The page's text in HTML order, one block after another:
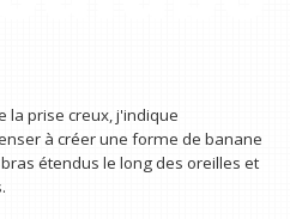
la prise creux, j'indique
à créer une forme de banane
étendus le long des oreilles et